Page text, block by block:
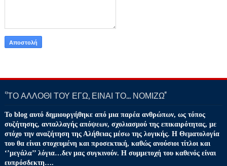
‘’ΤΟ ΑΛΛΟΘΙ ΤΟΥ ΕΓΩ, ΕΙΝΑΙ ΤΟ… ΝΟΜΙΖΩ''
Το blog αυτό δημιουργήθηκε από μια παρέα ανθρώπων, ως τόπος
συζήτησης, ανταλλαγής απόψεων, σχολιασμού της επικαιρότητας, με
στόχο την αναζήτηση της Αλήθειας μέσω της λογικής. Η Θεματολογία
του θα είναι στοχευμένη και προσεκτική, καθώς ανούσιοι τίτλοι και
‘’μεγάλα’’ λόγια…δεν μας συγκινούν. Η συμμετοχή του καθενός είναι
ευπρόσδεκτη….